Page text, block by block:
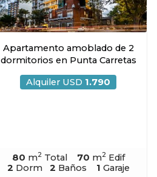
Apartamento amoblado de 2
dormitorios en Punta Carretas
Alquiler USD 1.790
80 m2Total 70 m2Edif
2 Dorm 2 Baños 1 Garaje